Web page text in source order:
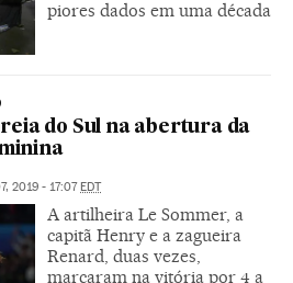
piores dados em uma década
do Sul na abertura da
2019 - 17:07EDT
A artilheira Le Sommer, a
capitã Henry e a zagueira
Renard, duas vezes,
marcaram na vitória por 4 a